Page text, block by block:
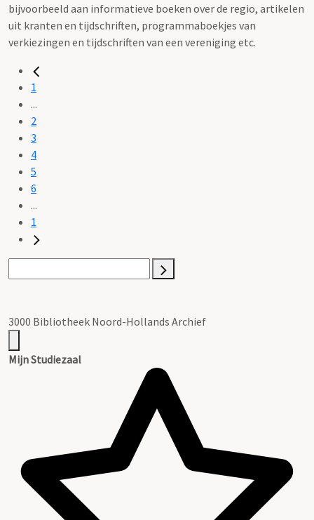
bijvoorbeeld aan informatieve boeken over de regio, artikelen
uit kranten en tijdschriften, programmaboekjes van
verkiezingen en tijdschriften van een vereniging etc.
1
...
2
3
4
5
6
...
1
3000 Bibliotheek Noord-Hollands Archief
Mijn Studiezaal